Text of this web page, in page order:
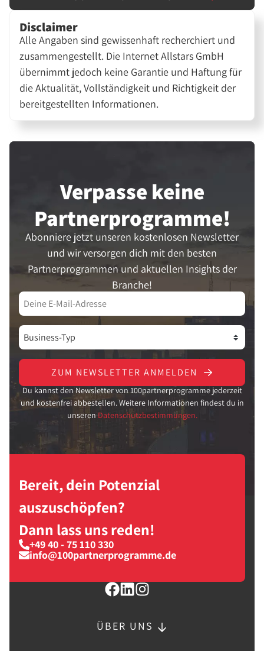
Disclaimer
Alle Angaben sind gewissenhaft recherchiert und
zusammengestellt. Die Internet Allstars GmbH
übernimmt jedoch keine Garantie und Haftung für
die Aktualität, Vollständigkeit und Richtigkeit der
bereitgestellten Informationen.
Verpasse keine
Partner­programme!
Abonniere jetzt unseren kostenlosen Newsletter
und wir versorgen dich mit den besten
Partnerprogrammen und aktuellen Insights der
Branche!
ZUM NEWSLETTER ANMELDEN
Du kannst den Newsletter von 100partnerprogramme jederzeit
und kostenfrei abbestellen. Weitere Informationen findest du in
unseren Datenschutzbestimmungen.
Bereit, dein Potenzial
auszuschöpfen?
Dann lass uns reden!
+49 40 - 75 110 330
info@100partnerprogramme.de
ÜBER UNS